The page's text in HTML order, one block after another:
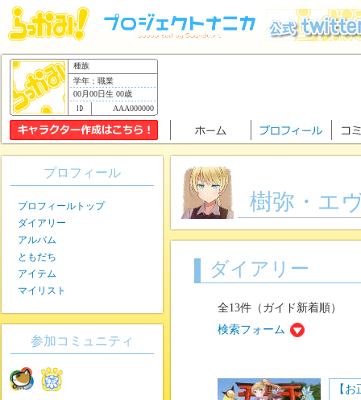
種族
学年：職業
00月00日生 00歳
AAA000000
樹弥・エ
ダイアリー
全13件（ガイド新着順）
検索フォーム
【
プロフィール
プロフィールトップ
ダイアリー
アルバム
ともだち
アイテム
マイリスト
参加コミュニティ